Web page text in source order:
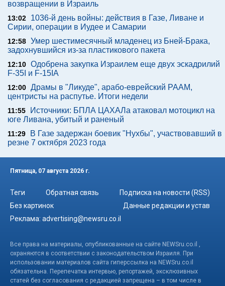
возвращении в Израиль
13:02
1036-й день войны: действия в Газе, Ливане и
Сирии, операции в Иудее и Самарии
12:58 Умер шестимесячный младенец из Бней-Брака,
задохнувшийся из-за пластикового пакета
12:10 Одобрена закупка Израилем еще двух эскадрилий
F-35I и F-15IA
12:00 Драмы в "Ликуде", арабо-еврейский РААМ,
центристы на распутье. Итоги недели
11:55
Источники: БПЛА ЦАХАЛа атаковал мотоцикл на
юге Ливана, убитый и раненый
11:29
В Газе задержан боевик "Нухбы", участвовавший в
резне 7 октября 2023 года
Пятница, 07 августа 2026 г.
Теги Обратная связь
Подписка на новости (RSS)
Без картинок
Данные редакции и устав
Реклама: advertising@newsru.co.il
Все права на материалы, опубликованные на сайте NEWSru.co.il ,
охраняются в соответствии с законодательством Израиля. При
использовании материалов сайта гиперссылка на NEWSru.co.il
обязательна. Перепечатка интервью, репортажей, эксклюзивных
статей без согласования с редакцией запрещена – в том числе в